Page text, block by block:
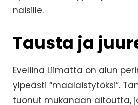
naisille.
Tausta ja
Eveliina Liimatta on alun
ylpeästi “maalaistytöksi”.
tuonut mukanaan aitoutta,